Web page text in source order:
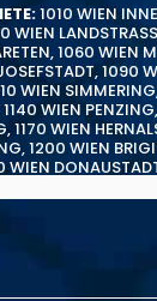
1010 WIEN
WIEN
,1060 WIEN
,1090
WIEN SIMMERING
1140 WIEN PENZING,
,1170 WIEN
,1200 WIEN
WIEN